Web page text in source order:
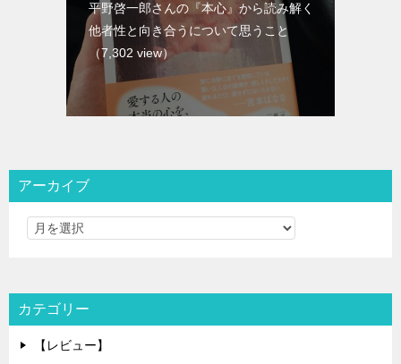
平野啓一郎さんの『本心』から読み解く
他者性と向き合うについて思うこと
（7,302 view）
アーカイブ
カテゴリー
【レビュー】